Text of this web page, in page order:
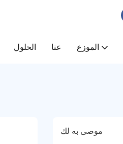
الحلول عنا الموزع
موصى به لك